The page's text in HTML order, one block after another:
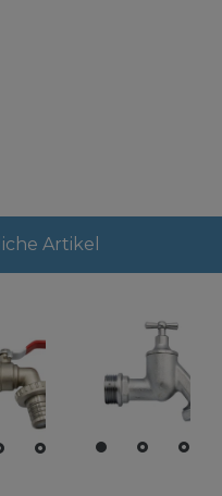
Artikel